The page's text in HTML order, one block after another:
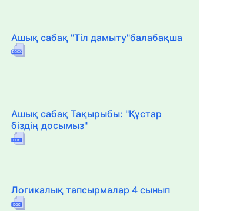
Ашық сабақ "Тіл дамыту"балабақша
Ашық сабақ Тақырыбы: "Құстар
біздің досымыз"
Логикалық тапсырмалар 4 сынып